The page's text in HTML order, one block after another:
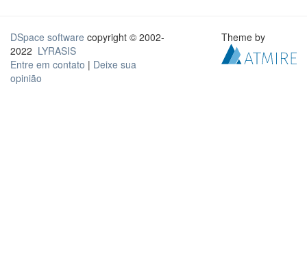
DSpace software copyright © 2002-
2022 LYRASIS
Entre em contato | Deixe sua
opinião
Theme by